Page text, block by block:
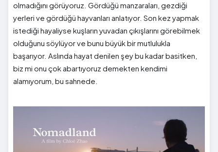
olmadığını görüyoruz. Gördüğü manzaraları, gezdiği
yerleri ve gördüğü hayvanları anlatıyor. Son kez yapmak
istediği hayaliyse kuşların yuvadan çıkışlarını görebilmek
olduğunu söylüyor ve bunu büyük bir mutlulukla
başarıyor. Aslında hayat denilen şey bu kadar basitken,
biz mi onu çok abartıyoruz demekten kendimi
alamıyorum, bu sahnede.